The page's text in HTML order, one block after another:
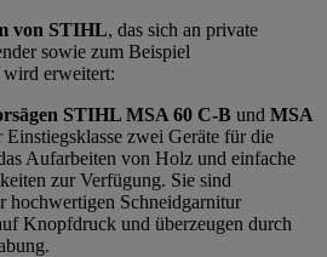
von STIHL, das sich an private
sowie zum Beispiel
wird erweitert:
STIHL MSA 60 C-B und MSA
Einstiegsklasse zwei Geräte für die
Aufarbeiten von Holz und einfache
zur Verfügung. Sie sind
hochwertigen Schneidgarnitur
Knopfdruck und überzeugen durch